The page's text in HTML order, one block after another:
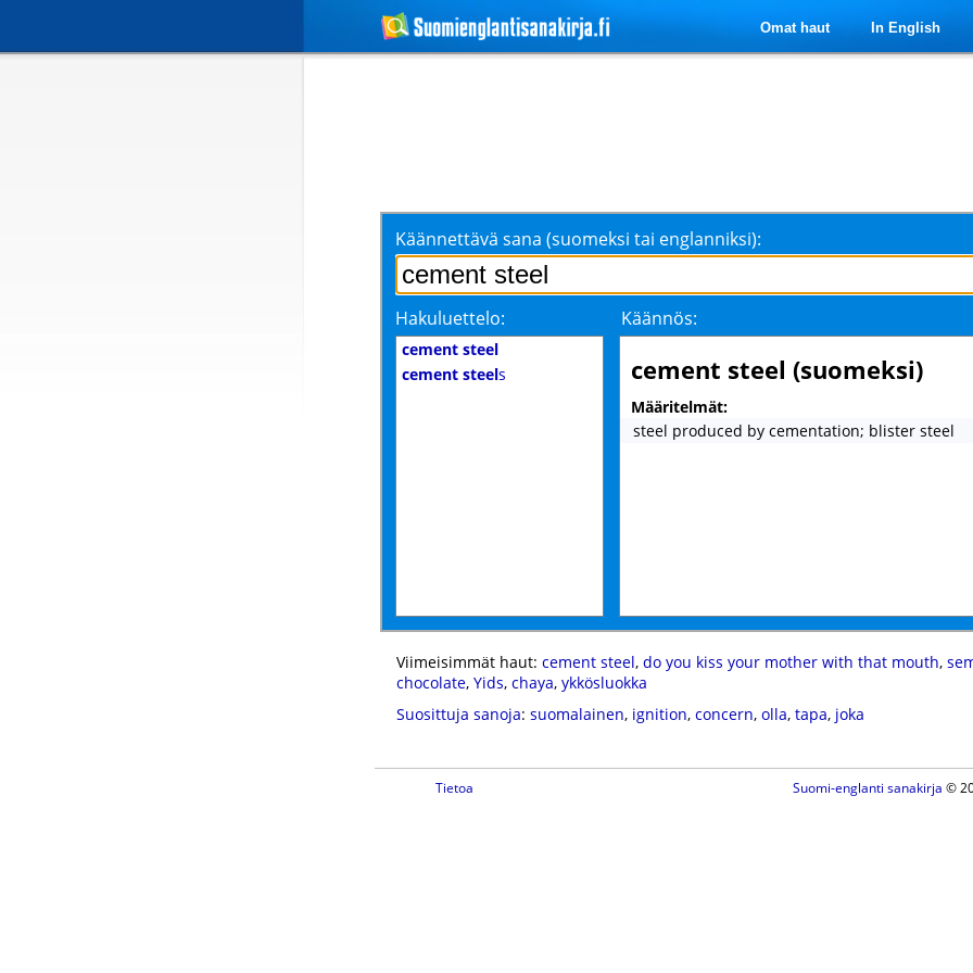
Omat haut In English
Käännettävä sana (suomeksi tai englanniksi):
Hakuluettelo: Käännös:
cement steel
cement steels cement steel (suomeksi)
Määritelmät:
steel produced by cementation; blister steel
Viimeisimmät haut: cement steel, do you kiss your mother with that mouth,
chocolate, Yids, chaya, ykkösluokka
Suosittuja sanoja: suomalainen, ignition, concern, olla, tapa, joka
Tietoa Suomi-englanti sanakirja ©